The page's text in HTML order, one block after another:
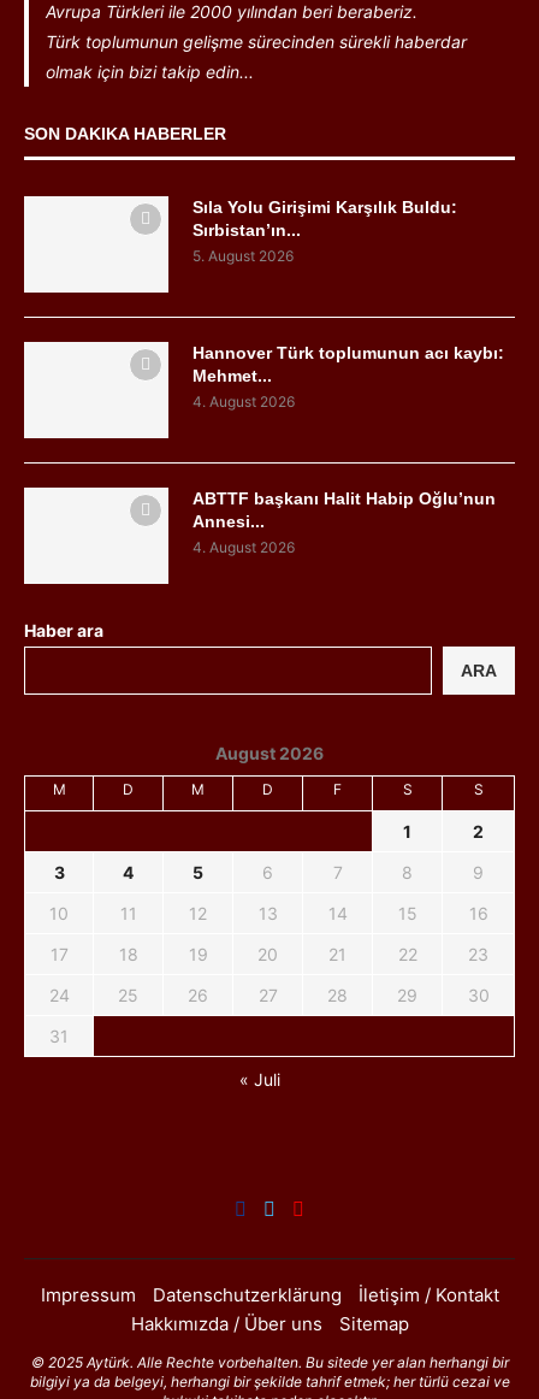
Avrupa Türkleri ile 2000 yılından beri beraberiz.
Türk toplumunun gelişme sürecinden sürekli haberdar
olmak için bizi takip edin...
SON DAKIKA HABERLER
Sıla Yolu Girişimi Karşılık Buldu:
Sırbistan’ın...
5. August 2026
Hannover Türk toplumunun acı kaybı:
Mehmet...
4. August 2026
ABTTF başkanı Halit Habip Oğlu’nun
Annesi...
4. August 2026
Haber ara
ARA
August 2026
M D M D F S S
1
2
3
4 5 6 7 8
9
10
11 12 13 14 15
16
17
18 19 20 21 22
23
24
25 26 27 28 29
30
31
« Juli
Impressum Datenschutzerklärung
İletişim / Kontakt
Hakkımızda / Über uns
Sitemap
© 2025 Aytürk. Alle Rechte vorbehalten. Bu sitede yer alan herhangi bir
bilgiyi ya da belgeyi, herhangi bir şekilde tahrif etmek; her türlü cezai ve